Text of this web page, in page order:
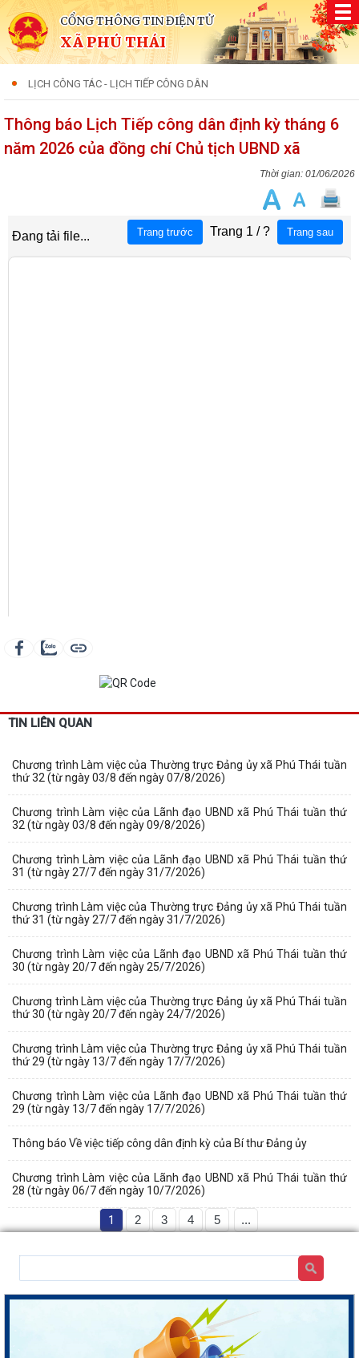
CỔNG THÔNG TIN ĐIỆN TỬ
XÃ PHÚ THÁI
LỊCH CÔNG TÁC - LỊCH TIẾP CÔNG DÂN
Thông báo Lịch Tiếp công dân định kỳ tháng 6
năm 2026 của đồng chí Chủ tịch UBND xã
01/06/2026
TIN LIÊN QUAN
Chương trình Làm việc của Thường trực Đảng ủy xã Phú Thái tuần
thứ 32 (từ ngày 03/8 đến ngày 07/8/2026)
Chương trình Làm việc của Lãnh đạo UBND xã Phú Thái tuần thứ
32 (từ ngày 03/8 đến ngày 09/8/2026)
Chương trình Làm việc của Lãnh đạo UBND xã Phú Thái tuần thứ
31 (từ ngày 27/7 đến ngày 31/7/2026)
Chương trình Làm việc của Thường trực Đảng ủy xã Phú Thái tuần
thứ 31 (từ ngày 27/7 đến ngày 31/7/2026)
Chương trình Làm việc của Lãnh đạo UBND xã Phú Thái tuần thứ
30 (từ ngày 20/7 đến ngày 25/7/2026)
Chương trình Làm việc của Thường trực Đảng ủy xã Phú Thái tuần
thứ 30 (từ ngày 20/7 đến ngày 24/7/2026)
Chương trình Làm việc của Thường trực Đảng ủy xã Phú Thái tuần
thứ 29 (từ ngày 13/7 đến ngày 17/7/2026)
Chương trình Làm việc của Lãnh đạo UBND xã Phú Thái tuần thứ
29 (từ ngày 13/7 đến ngày 17/7/2026)
Thông báo Về việc tiếp công dân định kỳ của Bí thư Đảng ủy
Chương trình Làm việc của Lãnh đạo UBND xã Phú Thái tuần thứ
28 (từ ngày 06/7 đến ngày 10/7/2026)
1 2 3 4 5 ...